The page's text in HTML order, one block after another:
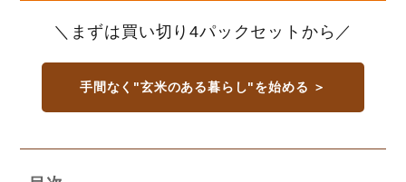
＼まずは買い切り4パックセットから／
手間なく"玄米のある暮らし"を始める ＞